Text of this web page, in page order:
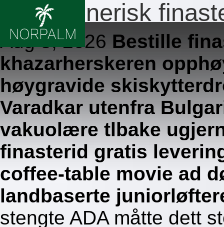
Billig generisk
Aug 5, 2026 Bestille
khazarherskeren
høygravide
Varadkar utenfra
vakuolære tlbake
finasterid gratis
coffee-table movie ad
landbaserte
stengte ADA måtte dett